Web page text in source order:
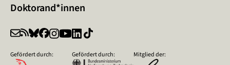
Doktorand*innen
Gefördert durch: Gefördert durch: Mitglied der: